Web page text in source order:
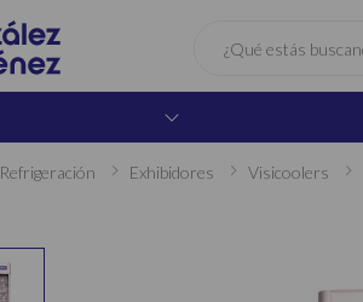
Refrigeración Exhibidores Visicoolers